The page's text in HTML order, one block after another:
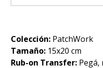
Colección: PatchWork
Tamaño: 15x20 cm
Rub-on Transfer: Pegá,